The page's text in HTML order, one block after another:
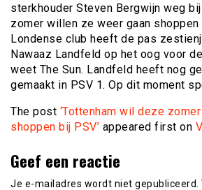
sterkhouder Steven Bergwijn weg
zomer willen ze weer gaan shoppen
Londense club heeft de pas
Nawaaz Landfeld op het oog voor
weet The Sun. Landfeld heeft nog
gemaakt in PSV 1. Op dit moment
The post ‘Tottenham wil deze
shoppen bij PSV’ appeared first on
Geef een reactie
Je e-mailadres wordt niet gepubliceerd.